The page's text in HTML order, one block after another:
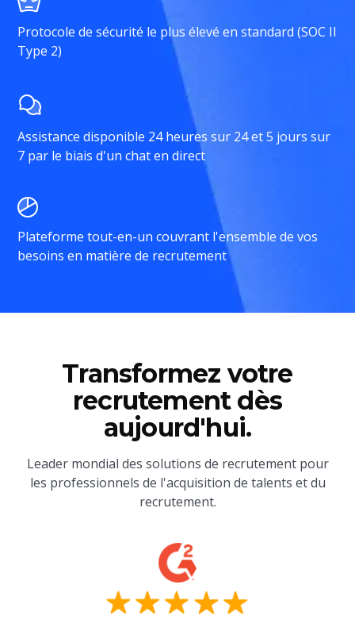
Protocole de sécurité le plus élevé en standard (SOC II
Type 2)
Assistance disponible 24 heures sur 24 et 5 jours sur
7 par le biais d'un chat en direct
Plateforme tout-en-un couvrant l'ensemble de vos
besoins en matière de recrutement
Transformez votre
recrutement dès
aujourd'hui.
Leader mondial des solutions de recrutement pour
les professionnels de l'acquisition de talents et du
recrutement.